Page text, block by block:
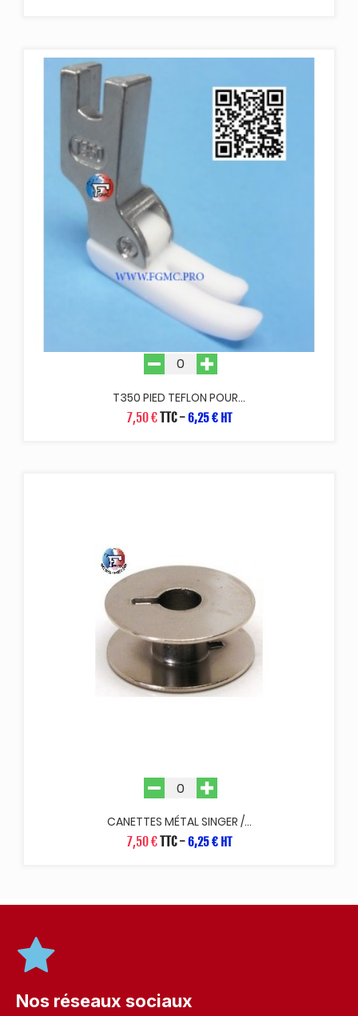
T350 PIED TEFLON POUR...
7,50 €TTC-6,25 € HT
CANETTES MÉTAL SINGER /...
7,50 €TTC-6,25 € HT
Nos réseaux sociaux